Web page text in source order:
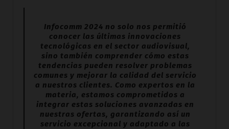
Infocomm 2024 no solo nos permitió
conocer las últimas innovaciones
tecnológicas en el sector audiovisual,
sino también comprender cómo estas
tendencias pueden resolver problemas
comunes y mejorar la calidad del servicio
a nuestros clientes. Como expertos en la
materia, estamos comprometidos a
integrar estas soluciones avanzadas en
nuestras ofertas, garantizando así un
servicio excepcional y adaptado a las